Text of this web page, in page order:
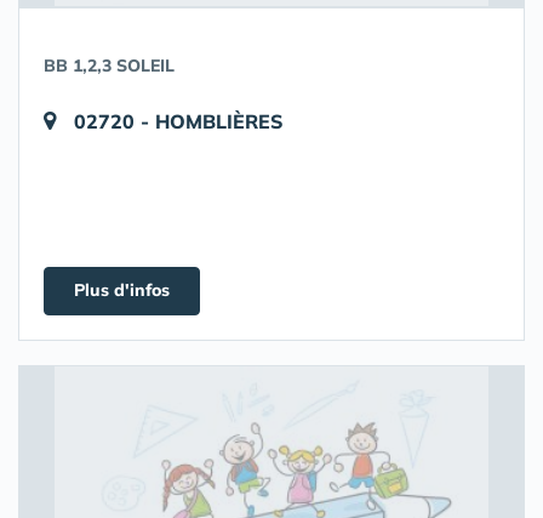
BB 1,2,3 SOLEIL
02720 - HOMBLIÈRES
Plus d'infos